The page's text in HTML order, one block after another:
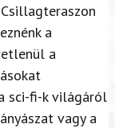
a
a
sci-fi-k világáról
vagy a